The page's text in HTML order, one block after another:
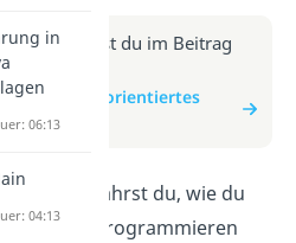
Infos erhältst du im Beitrag
Objektorientiertes
I
Video erfährst du, wie du
Programmieren
in
06:13
04:13